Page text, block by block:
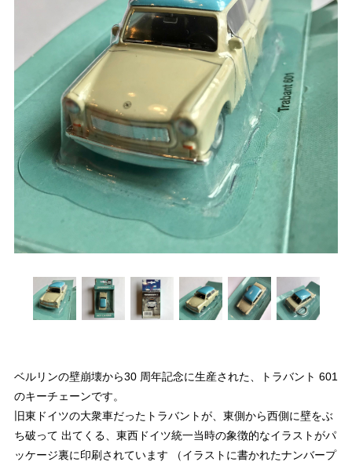
ベルリンの壁崩壊から30 周年記念に生産された、トラバント 601
のキーチェーンです。
旧東ドイツの大衆車だったトラバントが、東側から西側に壁をぶ
ち破って 出てくる、東西ドイツ統一当時の象徴的なイラストがパ
ッケージ裏に印刷されています （イラストに書かれたナンバープ